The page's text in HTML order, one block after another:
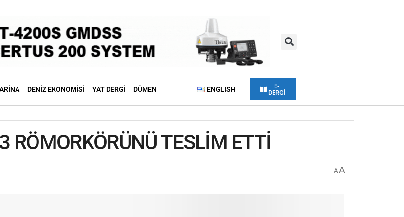
DENIZ EKONOMISI YAT DERGI DÜMEN ENGLISH
E-
DERGİ
RÖMORKÖRÜNÜ TESLİM ETTİ
AA